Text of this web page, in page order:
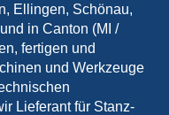
Ellingen, Schönau,
in Canton (MI /
fertigen und
und Werkzeuge
Lieferant für Stanz-